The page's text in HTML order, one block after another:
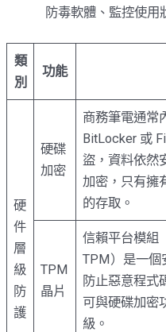
防毒軟體、監控使用
類
別
功能
硬
件
層
級
防
護
硬碟
加密
商務筆電通常
BitLocker 或
盜，資料依然
加密，只有擁
的存取。
TPM
晶片
信賴平台模組
TPM）是一個
防止惡意程式
可與硬碟加密
級。